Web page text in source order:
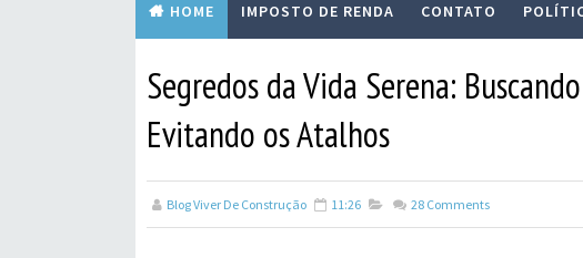
HOME IMPOSTO DE RENDA CONTATO
Segredos da Vida Serena:
Evitando os Atalhos
Blog Viver De Construção 11:26 28 Comments